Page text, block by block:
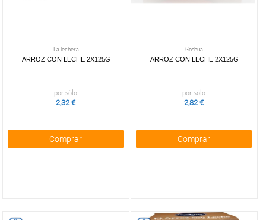
La lechera
ARROZ CON LECHE 2X125G
por sólo
2,32 €
Comprar
Goshua
ARROZ CON LECHE 2X125G
por sólo
2,82 €
Comprar